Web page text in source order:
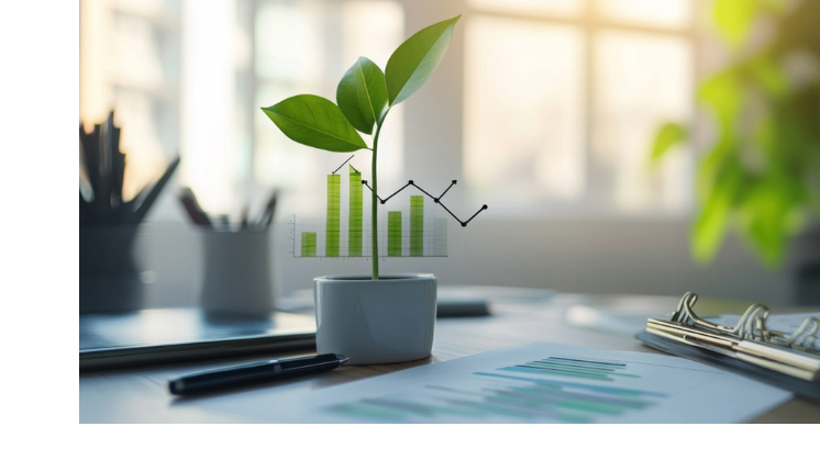
業務請負（自動車） 業務請負（プラント）